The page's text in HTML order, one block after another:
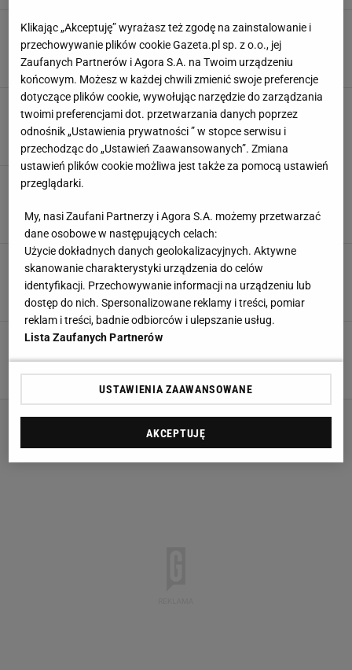
Sensacja w Roland Garros. Faworyt przegrał z
97. zawodnikiem świata
Paweł Matys, 26 MAJA 2026, 15:55
Tak Miedwiediew zwrócił się do Świątek
Hubert Rybkowski,20 MAJA 2026, 15:28
Szymon Mańkowski,16 MAJA 2026, 16:26
Hurkacz postawił na zmiany!
"Absolutnie nie spodziewałem się tej decyzji"
SUBSKRYPCJA
Rosjanin stracił panowanie nad sobą w
Agnieszka Piskorz,14 KWIETNIA 2026, 09:42
Klikając „Akceptuję” wyrażasz też zgodę na zainstalowanie i
przechowywanie plików cookie Gazeta.pl sp. z o.o., jej
Zaufanych Partnerów i Agora S.A. na Twoim urządzeniu
końcowym. Możesz w każdej chwili zmienić swoje preferencje
dotyczące plików cookie, wywołując narzędzie do zarządzania
twoimi preferencjami dot. przetwarzania danych poprzez
odnośnik „Ustawienia prywatności ” w stopce serwisu i
przechodząc do „Ustawień Zaawansowanych”. Zmiana
ustawień plików cookie możliwa jest także za pomocą ustawień
przeglądarki.
My, nasi Zaufani Partnerzy i Agora S.A. możemy przetwarzać
dane osobowe w następujących celach:
Użycie dokładnych danych geolokalizacyjnych. Aktywne
skanowanie charakterystyki urządzenia do celów
identyfikacji. Przechowywanie informacji na urządzeniu lub
dostęp do nich. Spersonalizowane reklamy i treści, pomiar
reklam i treści, badnie odbiorców i ulepszanie usług.
Lista Zaufanych Partnerów
USTAWIENIA ZAAWANSOWANE
AKCEPTUJĘ